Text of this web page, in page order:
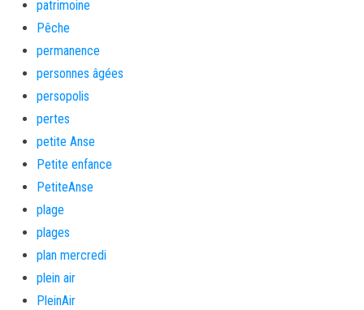
patrimoine
Pêche
permanence
personnes âgées
persopolis
pertes
petite Anse
Petite enfance
PetiteAnse
plage
plages
plan mercredi
plein air
PleinAir